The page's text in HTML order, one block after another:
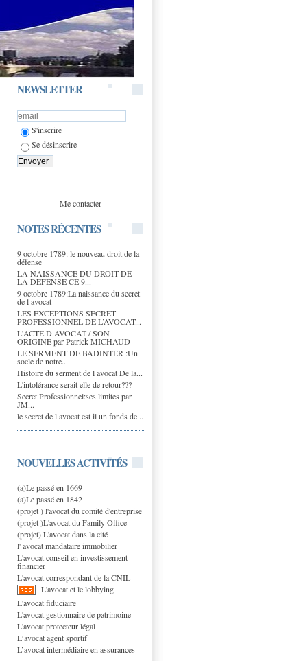
NEWSLETTER
S'inscrire
Se désinscrire
Me contacter
NOTES RÉCENTES
9 octobre 1789: le nouveau droit de la
défense
LA NAISSANCE DU DROIT DE
LA DEFENSE CE 9...
9 octobre 1789:La naissance du secret
de l avocat
LES EXCEPTIONS SECRET
PROFESSIONNEL DE L’AVOCAT...
L'ACTE D AVOCAT / SON
ORIGINE par Patrick MICHAUD
LE SERMENT DE BADINTER :Un
socle de notre...
Histoire du serment de l avocat De la...
L'intolérance serait elle de retour???
Secret Professionnel:ses limites par
JM...
le secret de l avocat est il un fonds de...
NOUVELLES ACTIVITÉS
(a)Le passé en 1669
(a)Le passé en 1842
(projet ) l'avocat du comité d'entreprise
(projet )L'avocat du Family Office
(projet) L'avocat dans la cité
l' avocat mandataire immobilier
L'avocat conseil en investissement
financier
L'avocat correspondant de la CNIL
L'avocat et le lobbying
L'avocat fiduciaire
L'avocat gestionnaire de patrimoine
L'avocat protecteur légal
L’avocat agent sportif
L’avocat intermédiaire en assurances